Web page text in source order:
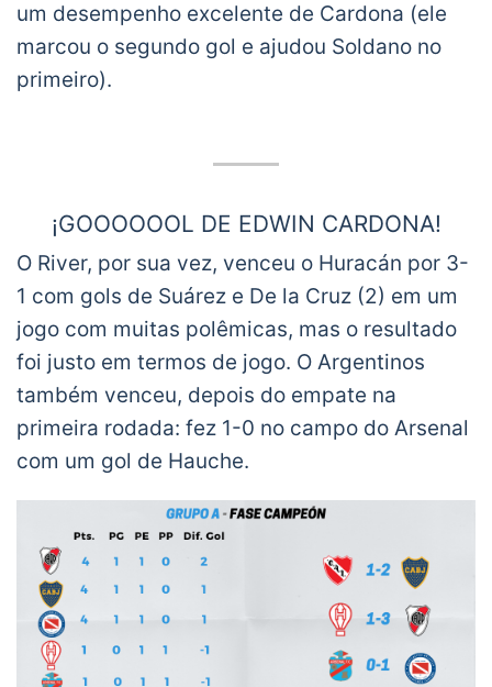
um desempenho excelente de Cardona (ele
marcou o segundo gol e ajudou Soldano no
primeiro).
¡GOOOOOOL DE EDWIN CARDONA!
90+1 Independiente 1-2 Boca Juniors. El
colombiano anotó el gol del triunfo para
Boca, luego del pase de Sebastián Villa.
¡Grande
Edwin!pic.twitter.com/oSrpMd3Pnh
— Deporte Colombiano ??
(@DeportColombia)December 21, 2020
O River, por sua vez, venceu o Huracán por 3-
1 com gols de Suárez e De la Cruz (2) em um
jogo com muitas polêmicas, mas o resultado
foi justo em termos de jogo. O Argentinos
também venceu, depois do empate na
primeira rodada: fez 1-0 no campo do Arsenal
com um gol de Hauche.